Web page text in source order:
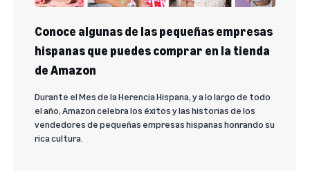
Conoce algunas de las pequeñas empresas
hispanas que puedes comprar en la tienda
de Amazon
Durante el Mes de la Herencia Hispana, y a lo largo de todo
el año, Amazon celebra los éxitos y las historias de los
vendedores de pequeñas empresas hispanas honrando su
rica cultura.